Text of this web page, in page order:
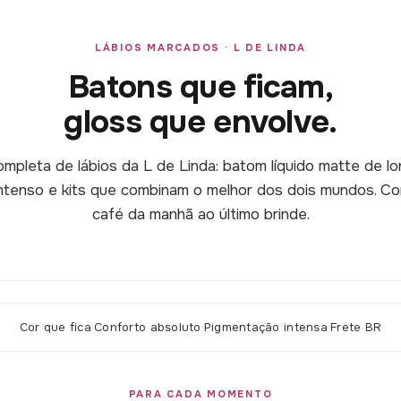
LÁBIOS MARCADOS · L DE LINDA
Batons que ficam,
gloss que envolve.
de lábios da L de Linda: batom líquido matte de
e kits que combinam o melhor dos dois mundos.
café da manhã ao último brinde.
Cor que fica·Conforto absoluto·Pigmentação intensa·Frete BR
PARA CADA MOMENTO